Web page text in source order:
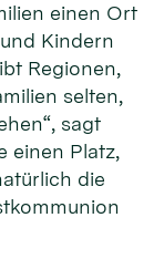
einen Ort
Kindern
Regionen,
selten,
sagt
einen Platz,
die